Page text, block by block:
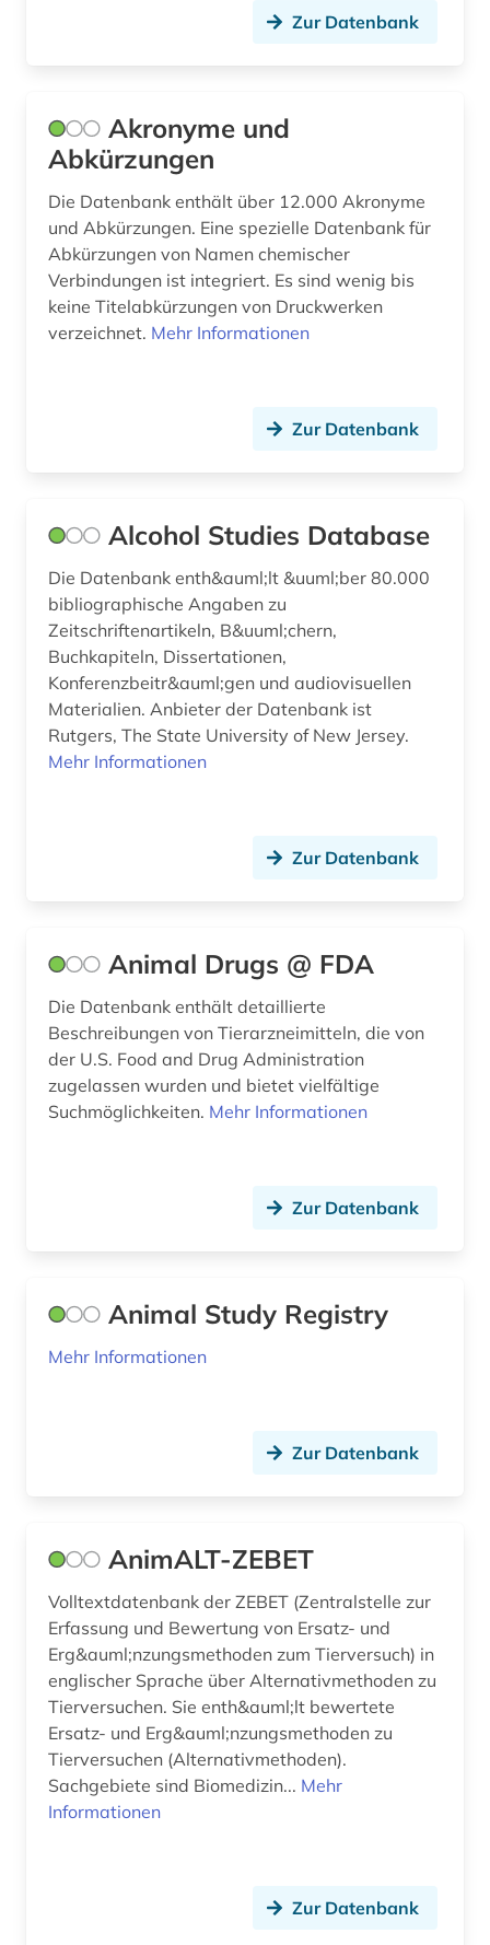
elektrotechnik (3)
emil von behring (1)
enzyklopädie (1)
epigenetik (1)
erziehung (1)
escherichia coli (1)
essay (1)
eth zürich (1)
europa (3)
evidenz-basierte medizin (5)
explosionsschutz (1)
fachinformationsdienst (1)
farbmittel (1)
festkörperforschung (1)
feuerwehrwesen (1)
forschungsdaten (3)
forschungsdatenrepositorium (1)
forstwirtschaft (1)
frankreich (1)
freie plattform (1)
Zur Datenbank
Akronyme und
Abkürzungen
Die Datenbank enthält über 12.000 Akronyme
und Abkürzungen. Eine spezielle Datenbank für
Abkürzungen von Namen chemischer
Verbindungen ist integriert. Es sind wenig bis
keine Titelabkürzungen von Druckwerken
verzeichnet. Mehr Informationen
Zur Datenbank
Alcohol Studies Database
Die Datenbank enth&auml;lt &uuml;ber 80.000
bibliographische Angaben zu
Zeitschriftenartikeln, B&uuml;chern,
Buchkapiteln, Dissertationen,
Konferenzbeitr&auml;gen und audiovisuellen
Materialien. Anbieter der Datenbank ist
Rutgers, The State University of New Jersey.
Mehr Informationen
Zur Datenbank
Animal Drugs @ FDA
Die Datenbank enthält detaillierte
Beschreibungen von Tierarzneimitteln, die von
der U.S. Food and Drug Administration
zugelassen wurden und bietet vielfältige
Suchmöglichkeiten. Mehr Informationen
Zur Datenbank
Animal Study Registry
Mehr Informationen
Zur Datenbank
AnimALT-ZEBET
Volltextdatenbank der ZEBET (Zentralstelle zur
Erfassung und Bewertung von Ersatz- und
Erg&auml;nzungsmethoden zum Tierversuch) in
englischer Sprache über Alternativmethoden zu
Tierversuchen. Sie enth&auml;lt bewertete
Ersatz- und Erg&auml;nzungsmethoden zu
Tierversuchen (Alternativmethoden).
Sachgebiete sind Biomedizin... Mehr
Informationen
Zur Datenbank